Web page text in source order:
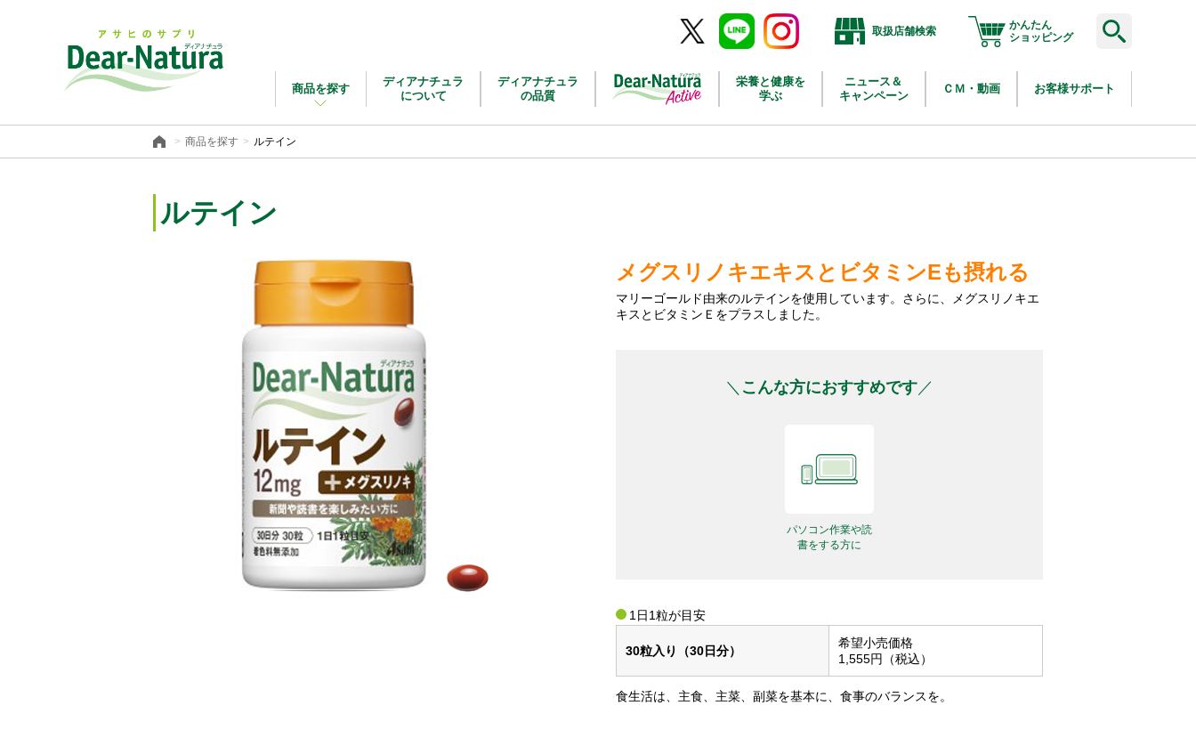
Twitter Line Instagram 取扱店舗検索
かんたん
ショッピング
商品を探す
ディアナチュラ
について
ディアナチュラ
の品質
栄養と健康を
学ぶ
ニュース＆
キャンペーン
ＣＭ・動画 お客様サポート
商品を探す ルテイン
ルテイン
メグスリノキエキスとビタミンEも摂れる
マリーゴールド由来のルテインを使用しています。さらに、メグスリノキエ
キスとビタミンＥをプラスしました。
こんな方におすすめです
パソコン作業や読
書をする方に
1日1粒が目安
30粒入り（30日分）
希望⼩売価格
1,555円（税込）
⾷⽣活は、主⾷、主菜、副菜を基本に、⾷事のバランスを。